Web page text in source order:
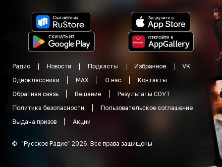
Радио Новости Подкасты Избранное
VK
Одноклассники
MAX О нас
Контакты
Обратная связь
Вещание
Результаты СОУТ
Политика безопасности
Пользовательское соглашение
Выдача призов
Акции
© "Русское Радио" 2026. Все права защищены